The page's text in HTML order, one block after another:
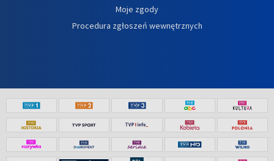
Moje zgody
Procedura zgłoszeń wewnętrznych